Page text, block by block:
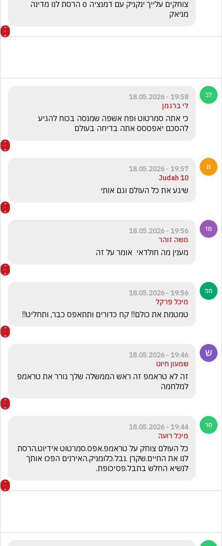
מניאק
19:58 - 18.05.2026
לי ברגמן
להסכם יאפססס אתה בדיחה בעולם
19:57 - 18.05.2026
Judah 10
שיגע את כל העולם וגם אותי
19:56 - 18.05.2026
משה זוהר
מענין מה חולדאי  אומר על זה
19:56 - 18.05.2026
מיכל פרקל
טמטמת את כולם!! קח כדורים ותתאפס כבר, ותחליט!!
19:46 - 18.05.2026
שמעון חיוט
למלחמה
19:44 - 18.05.2026
מיכל רועה
לנשיא החלש בתבל.פסיכופת.